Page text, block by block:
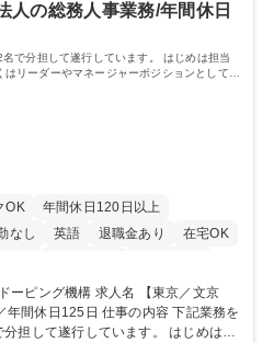
人の総務人事業務/年間休日
で分担して遂行しています。 はじめは担当
リーダーやマネージャーポジションとして活
OK
年間休日120日以上
なし 英語 退職金あり
在宅OK
人名 【東京／文京
事の内容 下記業務を
担して遂行しています。 はじめは担